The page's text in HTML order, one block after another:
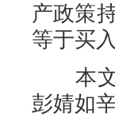
产政策
等于买
本文
彭婧如